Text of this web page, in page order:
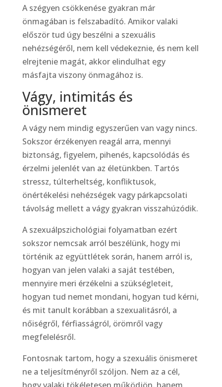
A szégyen csökkenése gyakran már
önmagában is felszabadító. Amikor valaki
először tud úgy beszélni a szexuális
nehézségéről, nem kell védekeznie, és nem kell
elrejtenie magát, akkor elindulhat egy
másfajta viszony önmagához is.
Vágy, intimitás és
önismeret
A vágy nem mindig egyszerűen van vagy nincs.
Sokszor érzékenyen reagál arra, mennyi
biztonság, figyelem, pihenés, kapcsolódás és
érzelmi jelenlét van az életünkben. Tartós
stressz, túlterheltség, konfliktusok,
önértékelési nehézségek vagy párkapcsolati
távolság mellett a vágy gyakran visszahúzódik.
A szexuálpszichológiai folyamatban ezért
sokszor nemcsak arról beszélünk, hogy mi
történik az együttlétek során, hanem arról is,
hogyan van jelen valaki a saját testében,
mennyire meri érzékelni a szükségleteit,
hogyan tud nemet mondani, hogyan tud kérni,
és mit tanult korábban a szexualitásról, a
nőiségről, férfiasságról, örömről vagy
megfelelésről.
Fontosnak tartom, hogy a szexuális önismeret
ne a teljesítményről szóljon. Nem az a cél,